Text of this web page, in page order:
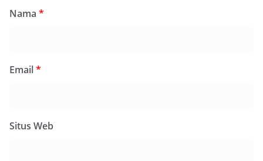
Nama *
Email*
Situs Web